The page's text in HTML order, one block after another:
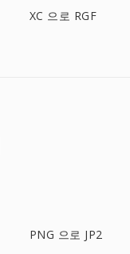
XC 으로 RGF
PNG 으로 JP2